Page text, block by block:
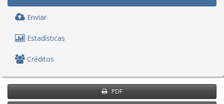
Enviar
Estadísticas
Créditos
PDF